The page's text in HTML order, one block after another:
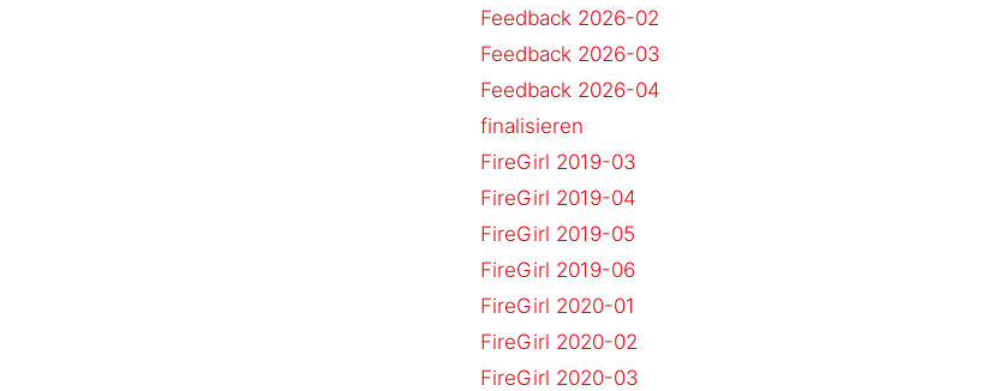
Feedback 2026-02
Feedback 2026-03
Feedback 2026-04
finalisieren
FireGirl 2019-03
FireGirl 2019-04
FireGirl 2019-05
FireGirl 2019-06
FireGirl 2020-01
FireGirl 2020-02
FireGirl 2020-03